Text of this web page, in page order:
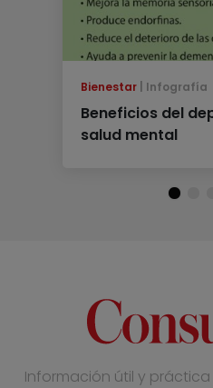
Bienestar Infografía
Beneficios del
salud mental
Información útil y